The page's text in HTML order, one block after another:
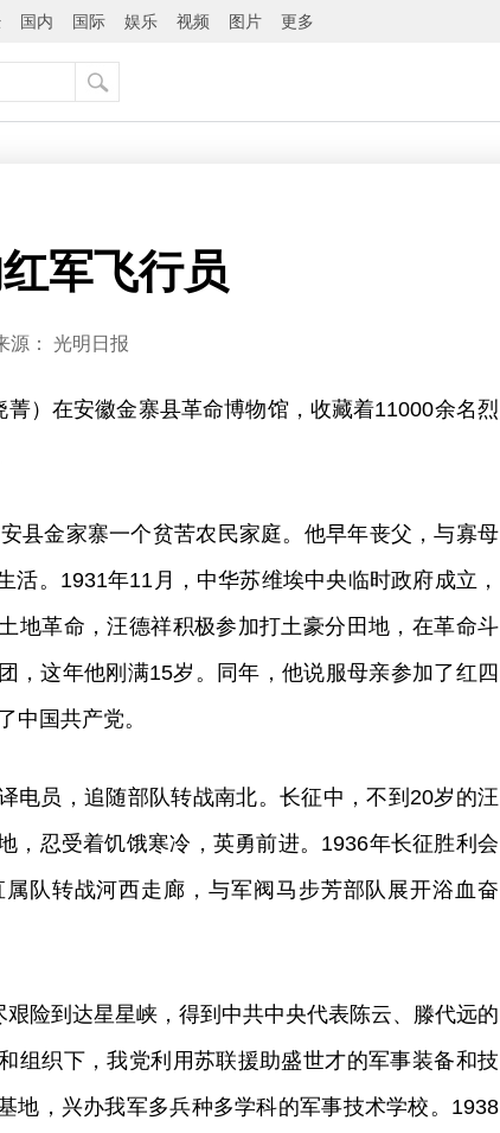
国内 国际 娱乐 视频 图片 更多
军飞行员
源： 光明日报
）在安徽金寨县革命博物馆，收藏着11000余名烈
县金家寨一个贫苦农民家庭。他早年丧父，与寡母
活。1931年11月，中华苏维埃中央临时政府成立，
地革命，汪德祥积极参加打土豪分田地，在革命斗
，这年他刚满15岁。同年，他说服母亲参加了红四
中国共产党。
电员，追随部队转战南北。长征中，不到20岁的汪
，忍受着饥饿寒冷，英勇前进。1936年长征胜利会
队转战河西走廊，与军阀马步芳部队展开浴血奋
险到达星星峡，得到中共中央代表陈云、滕代远的
组织下，我党利用苏联援助盛世才的军事装备和技
地，兴办我军多兵种多学科的军事技术学校。1938